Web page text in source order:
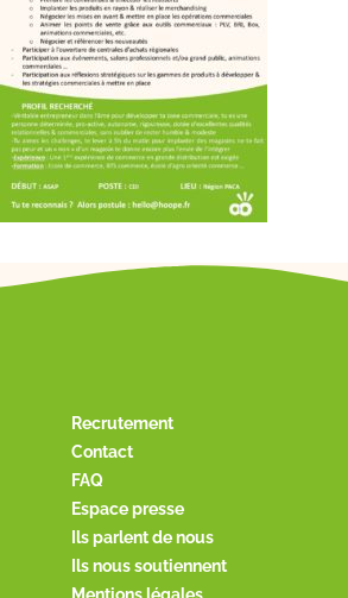
Recrutement
Contact
FAQ
Espace presse
Ils parlent de nous
Ils nous soutiennent
Mentions légales